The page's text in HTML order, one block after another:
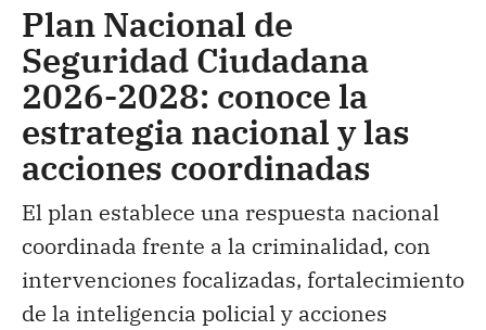
Plan Nacional de
Seguridad Ciudadana
2026-2028: conoce la
estrategia nacional y las
acciones coordinadas
El plan establece una respuesta nacional
coordinada frente a la criminalidad, con
intervenciones focalizadas, fortalecimiento
de la inteligencia policial y acciones